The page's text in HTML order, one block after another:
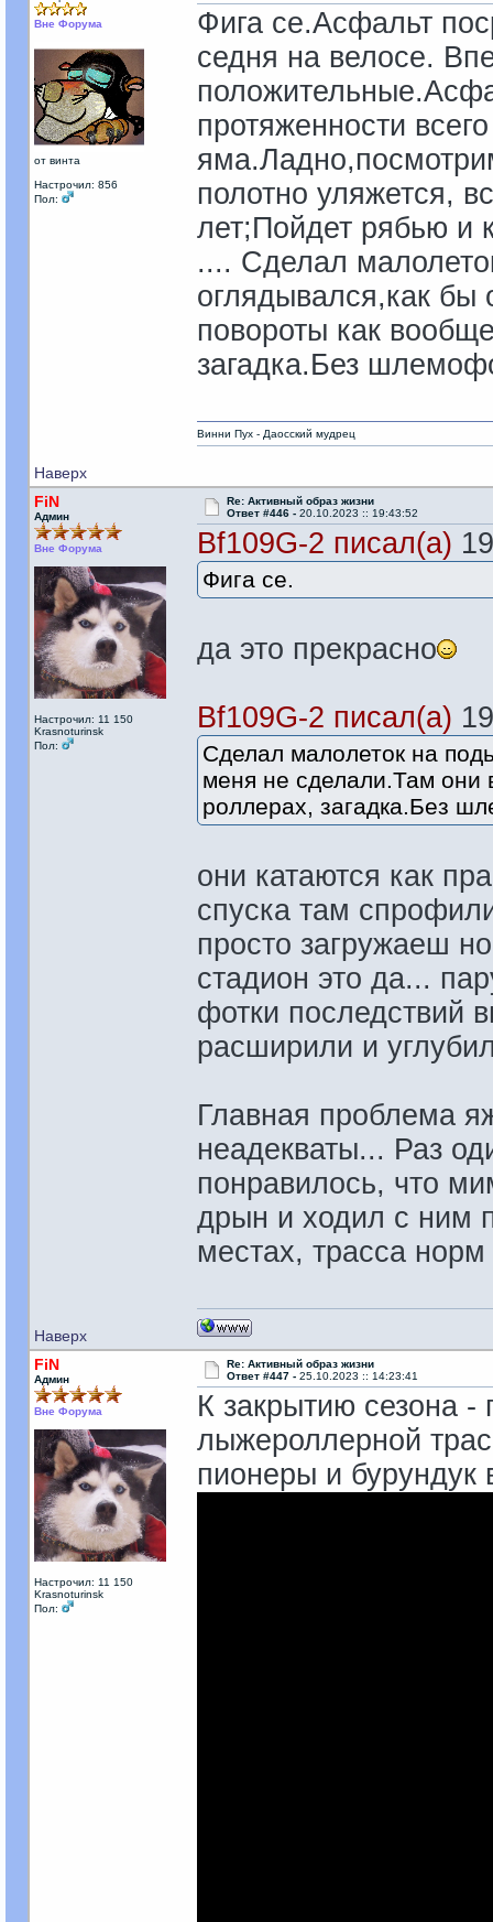
Вне Форума
от винта
Настрочил: 856
Пол:
Фига се.Асфальт
седня на велосе.
протяженности
полотно уляжется,
лет;Пойдет рябью и
.... Сделал
оглядывался,как
повороты как
загадка.Без
Наверх
Винни Пух - Даосский мудрец
FiN
Админ
Вне Форума
Настрочил: 11 150
Krasnoturinsk
Пол:
Re: Активный образ жизни
Ответ #446 - 20.10.2023 :: 19:43:52
Bf109G-2 писал(а)
Фига се.
да это прекрасно
Bf109G-2 писал(а)
Сделал малолеток на
меня не сделали.Там они
роллерах, загадка.Без
они катаются как
спуска там
просто загружаеш
стадион это да...
фотки последствий
расширили и
Главная проблема
неадекваты... Раз
понравилось, что
дрын и ходил с ним
местах, трасса
Наверх
FiN
Админ
Вне Форума
Настрочил: 11 150
Krasnoturinsk
Пол:
Re: Активный образ жизни
Ответ #447 - 25.10.2023 :: 14:23:41
К закрытию сезона -
лыжероллерной
пионеры и бурундук